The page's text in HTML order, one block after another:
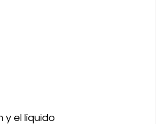
y el líquido